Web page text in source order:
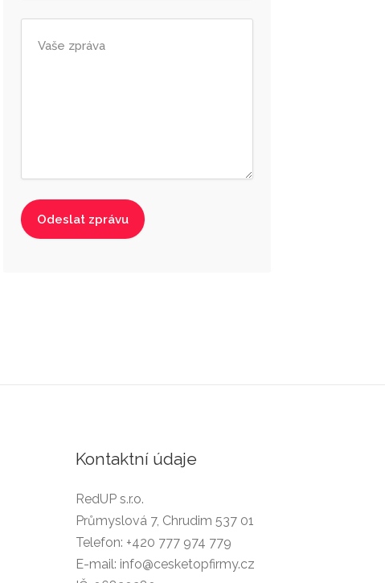
Kontaktní údaje
RedUP s.r.o.
Průmyslová 7, Chrudim 537 01
Telefon: +420 777 974 779
E-mail: info@cesketopfirmy.cz